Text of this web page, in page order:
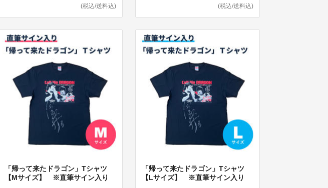
(税込/送料込) (税込/送料込)
「帰って来たドラゴン」Tシャツ
【Mサイズ】 ※直筆サイン入り
「帰って来たドラゴン」Tシャツ
【Lサイズ】 ※直筆サイン入り